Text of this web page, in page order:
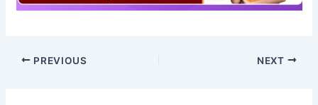
PREVIOUS NEXT